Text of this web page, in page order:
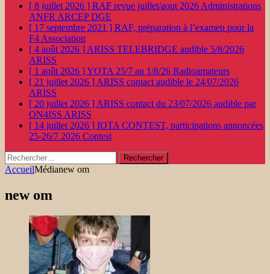
[ 8 juillet 2026 ] RAF revue juillet/aout 2026 Administrations
ANFR ARCEP DGE
[ 17 septembre 2021 ] RAF, préparation à l’examen pour la
F4 Association
[ 4 août 2026 ] ARISS TELEBRIDGE audible 5/8/2026
ARISS
[ 1 août 2026 ]YOTA 25/7 au 1/8/26 Radioamateurs
[ 21 juillet 2026 ] ARISS contact audible le 24/07/2026
ARISS
[ 20 juillet 2026 ] ARISS contact du 23/07/2026 audible par
ON4ISS ARISS
[ 14 juillet 2026 ] IOTA CONTEST, participations annoncées
25-26/7 2026 Contest
Rechercher :
AccueilMédianew om
new om